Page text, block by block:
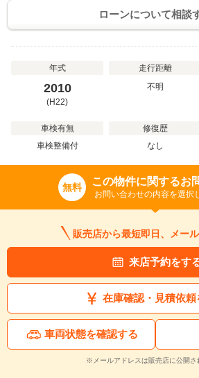
ローンについて相談
年式
2010
(H22)
走行距離
不明
車検有無
車検整備付
修復歴
なし
無料 この物件に関するお
お問い合わせの内容を選択
販売店から最短即日、メー
来店予約をす
在庫確認・見積依頼
車両状態を確認する
※メールアドレスは販売店に公開さ